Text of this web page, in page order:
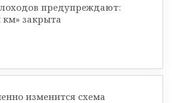
предупреждают:
км» закрыта
изменится схема